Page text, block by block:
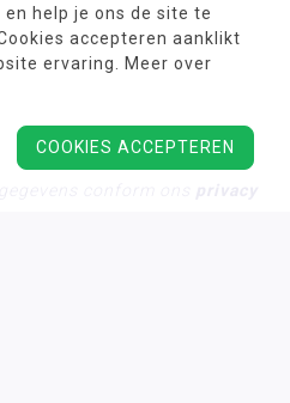
help je ons de site te
accepteren aanklikt
ervaring. Meer over
COOKIES ACCEPTEREN